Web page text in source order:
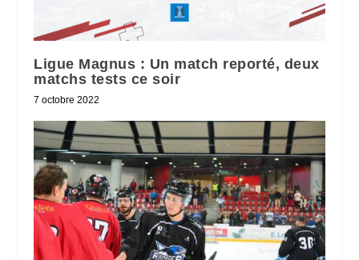
Ligue Magnus : Un match reporté, deux
matchs tests ce soir
7 octobre 2022